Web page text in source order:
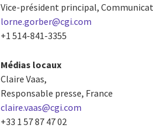
Vice-président principal,
lorne.gorber@cgi.com
+1 514-841-3355
Médias locaux
Claire Vaas,
Responsable presse, France
claire.vaas@cgi.com
+33 1 57 87 47 02